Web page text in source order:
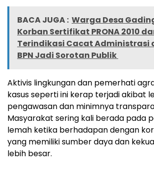
BACA JUGA : Warga Desa
Korban Sertifikat PRONA 2010
Terindikasi Cacat Administrasi
BPN Jadi Sorotan Publik
‎Aktivis lingkungan dan pemerhati
kasus seperti ini kerap terjadi akibat
pengawasan dan minimnya
Masyarakat sering kali berada pada
lemah ketika berhadapan dengan
yang memiliki sumber daya dan
lebih besar.